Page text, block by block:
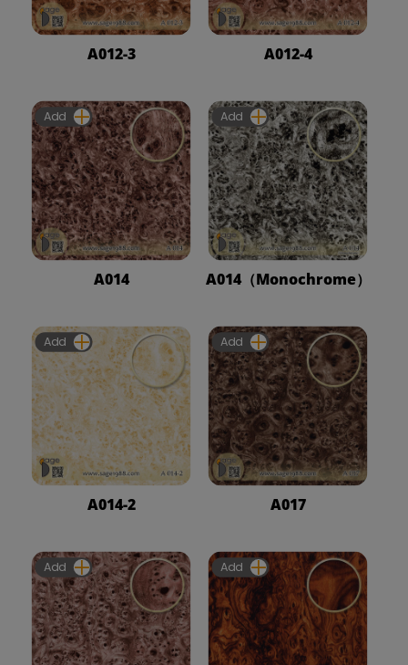
A012-3 A012-4
A014
Add
A014（Monochrome）
Add
A014-2
Add
A017
Add
Add Add